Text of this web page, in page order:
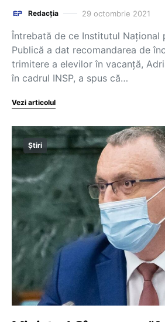
Redacția 29 octombrie 2021
Întrebată de ce Institutul Național
Publică a dat recomandarea de
trimitere a elevilor în vacanță,
în cadrul INSP, a spus că…
Vezi articolul
Știri